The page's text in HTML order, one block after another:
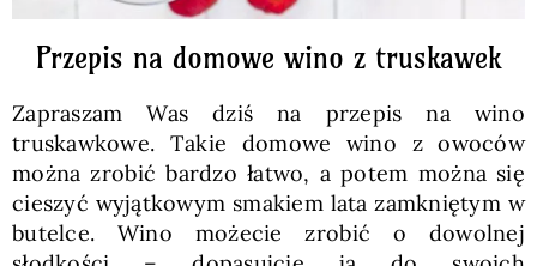
Zdrowo i fit
Kuchnie świata
SKLEP
Przepis na domowe wino z truskawek
Zapraszam Was dziś na przepis na wino
truskawkowe. Takie domowe wino z owoców
można zrobić bardzo łatwo, a potem można się
cieszyć wyjątkowym smakiem lata zamkniętym w
butelce. Wino możecie zrobić o dowolnej